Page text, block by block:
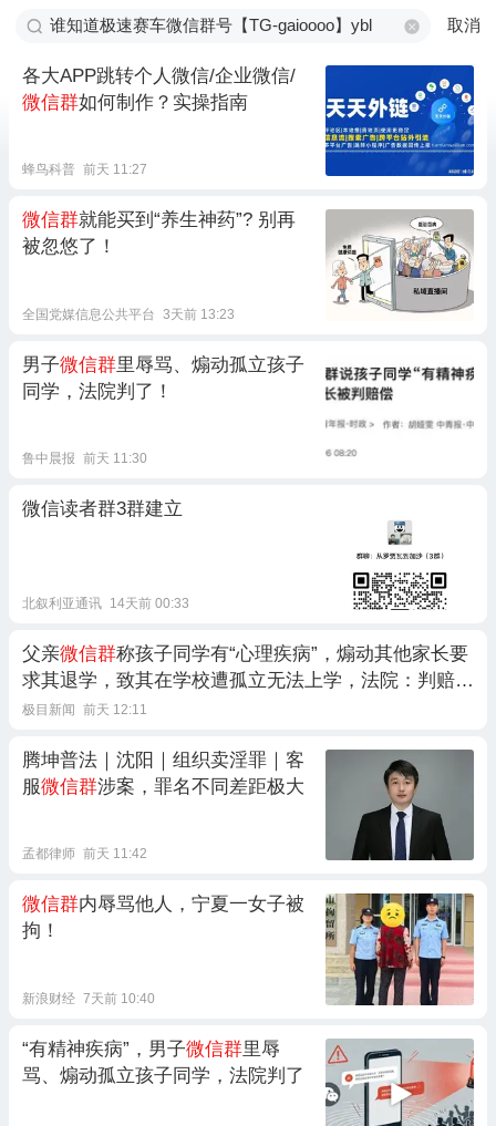
取消
各大APP跳转个人微信/企业微信/
微信群如何制作？实操指南
蜂鸟科普 前天 11:27
微信群就能买到“养生神药”? 别再
被忽悠了！
全国党媒信息公共平台 3天前 13:23
男子微信群里辱骂、煽动孤立孩子
同学，法院判了！
鲁中晨报 前天 11:30
微信读者群3群建立
北叙利亚通讯 14天前 00:33
父亲微信群称孩子同学有“心理疾病”，煽动其他家长要
求其退学，致其在学校遭孤立无法上学，法院：判赔4
000元，微信群
极目新闻 前天 12:11
腾坤普法｜沈阳｜组织卖淫罪｜客
服微信群涉案，罪名不同差距极大
孟都律师 前天 11:42
微信群内辱骂他人，宁夏一女子被
拘！
新浪财经 7天前 10:40
“有精神疾病”，男子微信群里辱
骂、煽动孤立孩子同学，法院判了